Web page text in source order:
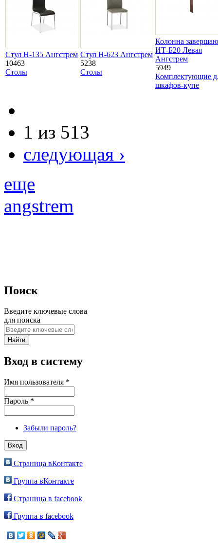
Стул H-135 Ангстрем
10463
Столы
Стул H-623 Ангстрем
5238
Столы
Колонна
ИТ-Б20 Левая
Ангстрем
5949
Комплектующие
шкафов-купе
1 из 513
следующая ›
еще
angstrem
Поиск
Введите ключевые слова
для поиска
Вход в систему
Имя пользователя *
Пароль *
Забыли пароль?
Страница вКонтакте
Группа вКонтакте
Страница в facebook
Группа в facebook